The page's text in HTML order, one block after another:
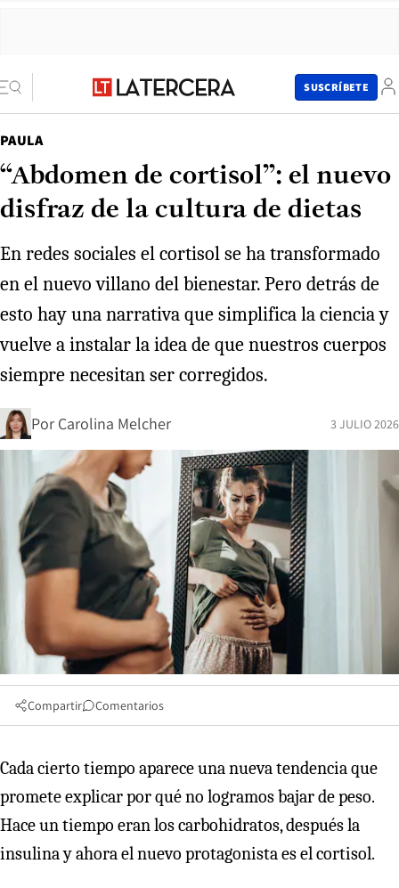
SUSCRÍBETE
PAULA
“Abdomen de cortisol”: el nuevo
disfraz de la cultura de dietas
En redes sociales el cortisol se ha transformado
en el nuevo villano del bienestar. Pero detrás de
esto hay una narrativa que simplifica la ciencia y
vuelve a instalar la idea de que nuestros cuerpos
siempre necesitan ser corregidos.
Por Carolina Melcher 3 JULIO 2026
Compartir Comentarios
Cada cierto tiempo aparece una nueva tendencia que
promete explicar por qué no logramos bajar de peso.
Hace un tiempo eran los carbohidratos, después la
insulina y ahora el nuevo protagonista es el cortisol.